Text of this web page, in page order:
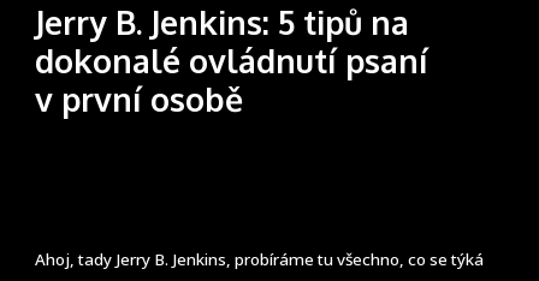
Jerry B. Jenkins: 5 tipů na
dokonalé ovládnutí psaní
v první osobě
Ahoj, tady Jerry B. Jenkins, probíráme tu všechno, co se týká